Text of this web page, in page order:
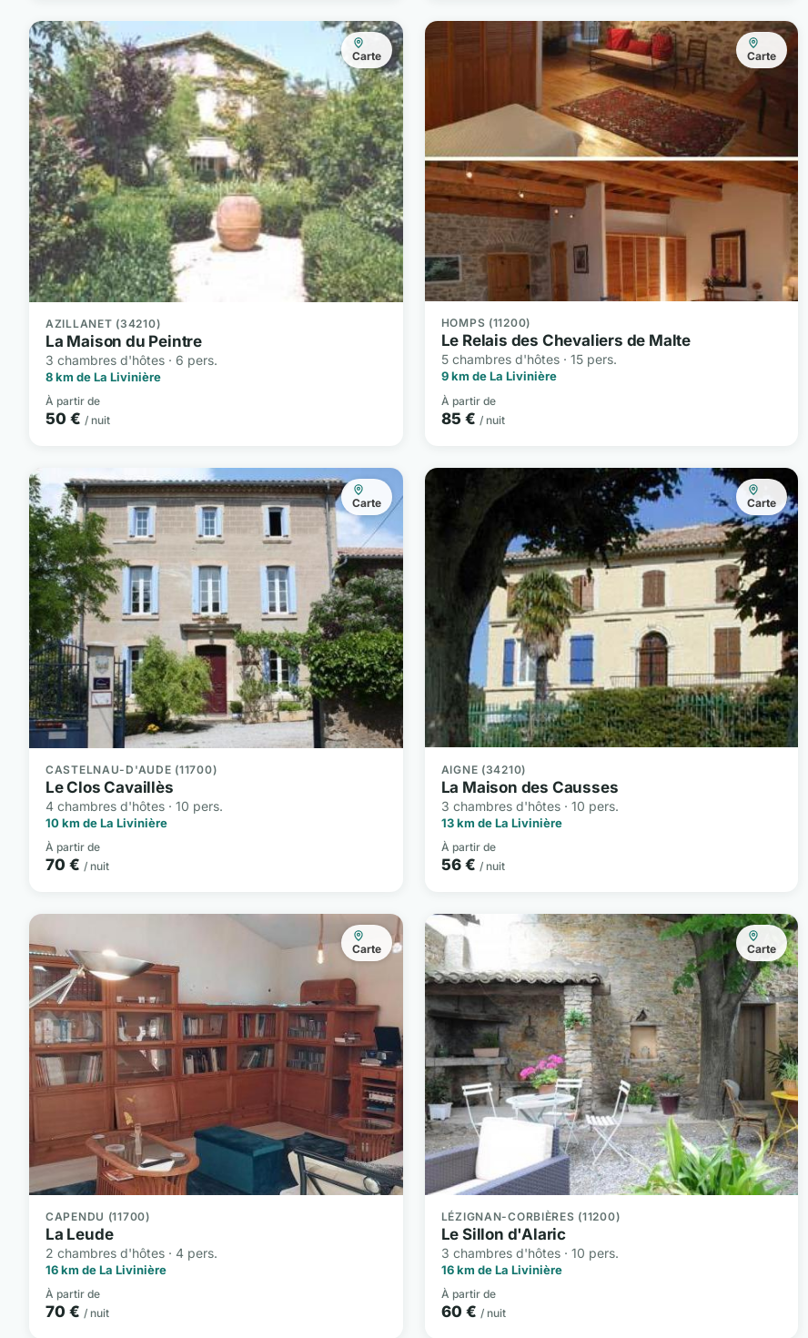
Carte
AZILLANET (34210)
La Maison du Peintre
3 chambres d'hôtes · 6 pers.
8 km de La Livinière
À partir de
50 € / nuit
Carte
HOMPS (11200)
Le Relais des Chevaliers de Malte
5 chambres d'hôtes · 15 pers.
9 km de La Livinière
À partir de
85 € / nuit
Carte
CASTELNAU-D'AUDE (11700)
Le Clos Cavaillès
4 chambres d'hôtes · 10 pers.
10 km de La Livinière
À partir de
70 € / nuit
Carte
AIGNE (34210)
La Maison des Causses
3 chambres d'hôtes · 10 pers.
13 km de La Livinière
À partir de
56 € / nuit
Carte
CAPENDU (11700)
La Leude
2 chambres d'hôtes · 4 pers.
16 km de La Livinière
À partir de
70 € / nuit
Carte
LÉZIGNAN-CORBIÈRES (11200)
Le Sillon d'Alaric
3 chambres d'hôtes · 10 pers.
16 km de La Livinière
À partir de
60 € / nuit